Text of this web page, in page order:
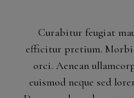
Curabitur feugiat
efficitur pretium. Morbi
orci. Aenean
euismod neque sed